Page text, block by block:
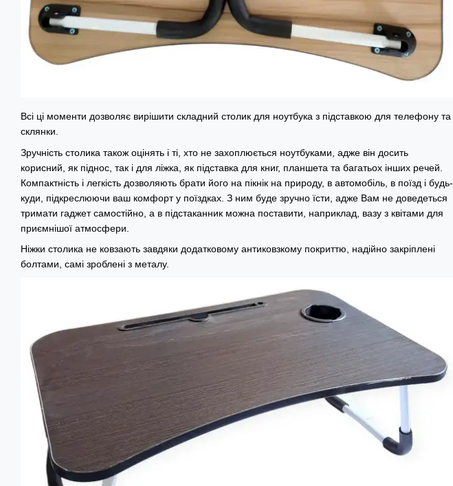
Всі ці моменти дозволяє вирішити складний столик для ноутбука з підставкою для телефону та
склянки.
Зручність столика також оцінять і ті, хто не захоплюється ноутбуками, адже він досить
корисний, як піднос, так і для ліжка, як підставка для книг, планшета та багатьох інших речей.
Компактність і легкість дозволяють брати його на пікнік на природу, в автомобіль, в поїзд і будь-
куди, підкреслюючи ваш комфорт у поїздках. З ним буде зручно їсти, адже Вам не доведеться
тримати гаджет самостійно, а в підстаканник можна поставити, наприклад, вазу з квітами для
приємнішої атмосфери.
Ніжки столика не ковзають завдяки додатковому антиковзкому покриттю, надійно закріплені
болтами, самі зроблені з металу.